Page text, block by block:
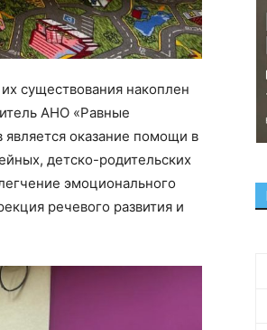
существования накоплен
АНО «Равные
оказание помощи в
детско-родительских
эмоционального
речевого развития и